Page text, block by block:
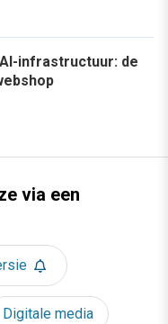
infrastructuur: de
via een
Digitale media